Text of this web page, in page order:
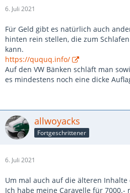
6. Juli 2021
Für Geld gibt es natürlich auch
hinten rein stellen, die zum
kann.
https://ququq.info/
Auf den VW Bänken schläft man
es mindestens noch eine dicke
allwoyacks
Fortgeschrittener
6. Juli 2021
Um mal auch auf die älteren Inhalte
Ich habe meine Caravelle für 7000.-